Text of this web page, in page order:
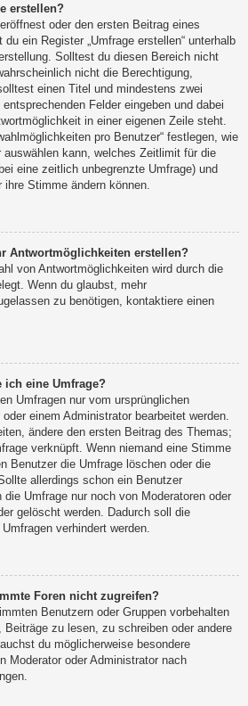
erstellen?
oder den ersten Beitrag eines
ein Register „Umfrage erstellen“ unterhalb
Solltest du diesen Bereich nicht
nicht die Berechtigung,
einen Titel und mindestens zwei
Felder eingeben und dabei
in einer eigenen Zeile steht.
pro Benutzer“ festlegen, wie
kann, welches Zeitlimit für die
eine zeitlich unbegrenzte Umfrage) und
Stimme ändern können.
Antwortmöglichkeiten erstellen?
von Antwortmöglichkeiten wird durch die
Wenn du glaubst, mehr
zu benötigen, kontaktiere einen
ich eine Umfrage?
Umfragen nur vom ursprünglichen
einem Administrator bearbeitet werden.
ändere den ersten Beitrag des Themas;
verknüpft. Wenn niemand eine Stimme
Benutzer die Umfrage löschen oder die
allerdings schon ein Benutzer
Umfrage nur noch von Moderatoren oder
gelöscht werden. Dadurch soll die
verhindert werden.
Foren nicht zugreifen?
Benutzern oder Gruppen vorbehalten
zu lesen, zu schreiben oder andere
du möglicherweise besondere
Moderator oder Administrator nach